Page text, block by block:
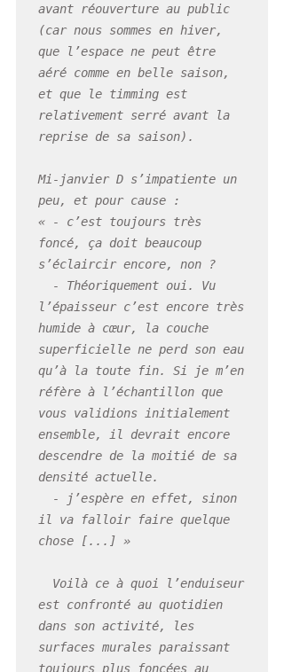
avant réouverture au public
(car nous sommes en hiver,
que l’espace ne peut être
aéré comme en belle saison,
et que le timming est
relativement serré avant la
reprise de sa saison).
Mi-janvier D s’impatiente un
peu, et pour cause :
« - c’est toujours très
foncé, ça doit beaucoup
s’éclaircir encore, non ?
l’épaisseur c’est encore très
humide à cœur, la couche
superficielle ne perd son eau
qu’à la toute fin. Si je m’en
réfère à l’échantillon que
vous validions initialement
ensemble, il devrait encore
descendre de la moitié de sa
densité actuelle.
il va falloir faire quelque
chose [...] »
est confronté au quotidien
dans son activité, les
surfaces murales paraissant
toujours plus foncées au